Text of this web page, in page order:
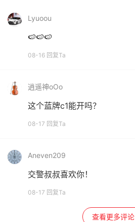
Lyuoou
🍉🍉🍉
08-16 回复Ta
逍遥神oOo
这个蓝牌c1能开吗？
08-17 回复Ta
Aneven209
交警叔叔喜欢你！
08-17 回复Ta
查看更多评论